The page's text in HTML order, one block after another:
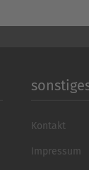
Kontakt
Impressum